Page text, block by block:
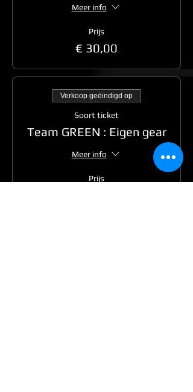
Meer info
Prijs
€ 30,00
Verkoop geëindigd op
Soort ticket
Team GREEN : Eigen gear
Meer info
Prijs